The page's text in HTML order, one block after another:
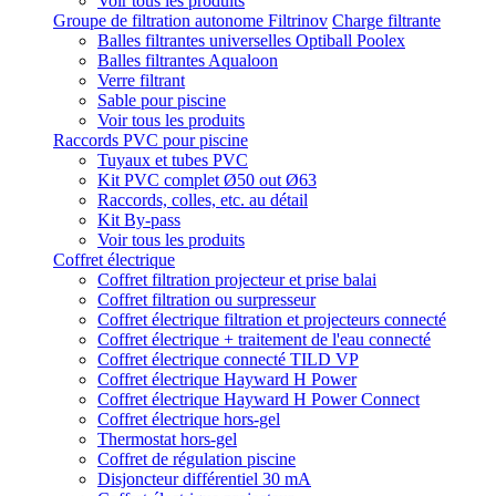
Groupe de filtration autonome Filtrinov Charge filtrante
Balles filtrantes universelles Optiball Poolex
Balles filtrantes Aqualoon
Verre filtrant
Sable pour piscine
Voir tous les produits
Raccords PVC pour piscine
Tuyaux et tubes PVC
Kit PVC complet Ø50 out Ø63
Raccords, colles, etc. au détail
Kit By-pass
Voir tous les produits
Coffret électrique
Coffret filtration projecteur et prise balai
Coffret filtration ou surpresseur
Coffret électrique filtration et projecteurs connecté
Coffret électrique + traitement de l'eau connecté
Coffret électrique connecté TILD VP
Coffret électrique Hayward H Power
Coffret électrique Hayward H Power Connect
Coffret électrique hors-gel
Thermostat hors-gel
Coffret de régulation piscine
Disjoncteur différentiel 30 mA